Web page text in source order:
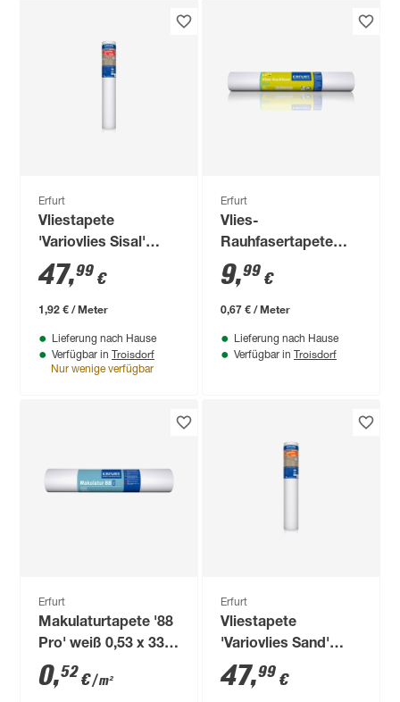
Erfurt
Vliestapete
'Variovlies Sisal'
weiß 0,75 x 25 m
47,99 €
1,92 € / Meter
Lieferung nach Hause
Verfügbar in Troisdorf
Nur wenige verfügbar
Erfurt
Vlies-
Rauhfasertapete
'Viva' weiß 0,53 x 15
m
9,99 €
0,67 € / Meter
Lieferung nach Hause
Verfügbar in Troisdorf
Erfurt
Makulaturtapete '88
Pro' weiß 0,53 x 33,5
m
0,52€/ m²
Erfurt
Vliestapete
'Variovlies Sand'
weiß 0,75 x 25 m
47,99 €